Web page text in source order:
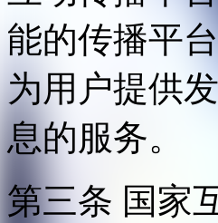
能的传播平
为用户提供
息的服务。
第三条 国家